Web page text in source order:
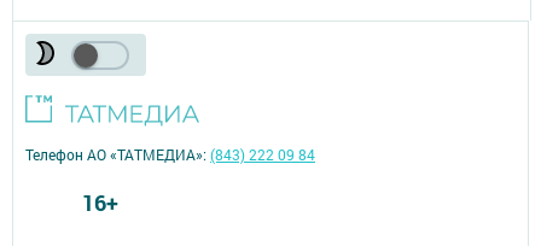
Телефон АО «ТАТМЕДИА»:(843) 222 09 84
16+